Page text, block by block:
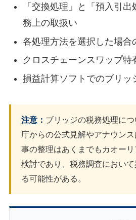
「交換処理」と「預入引
務上の取扱い
各処理方法を選択した場合
クロスチェーンスワップ特
損益計算ソフトでのブリッ
注意： ブリッジの税務処理に
庁からの公式見解やアナウン
事の整理はあくまでもカオー
検討であり、税務調査におい
る可能性がある。